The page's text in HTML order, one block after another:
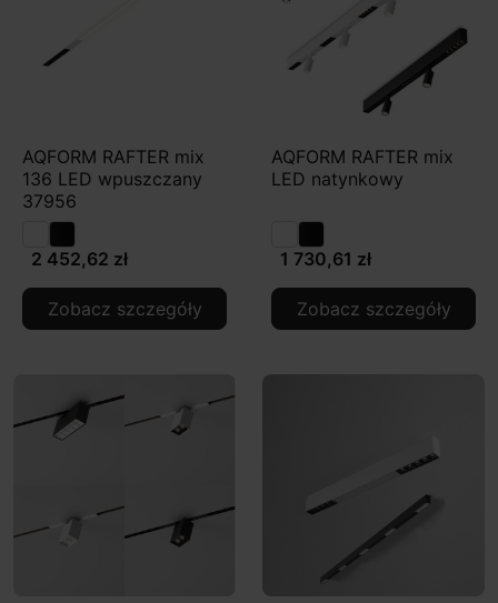
AQFORM RAFTER mix
136 LED wpuszczany
37956
2 452,62 zł
Zobacz szczegóły
AQFORM RAFTER mix
LED natynkowy
1 730,61 zł
Zobacz szczegóły